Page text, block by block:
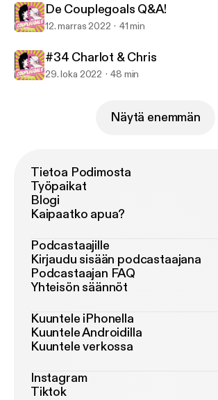
De Couplegoals Q&A!
12. marras 2022 41 min
#34 Charlot & Chris
29. loka 2022 48 min
Näytä enemmän
Tietoa Podimosta
Työpaikat
Blogi
Kaipaatko apua?
Podcastaajille
Kirjaudu sisään podcastaajana
Podcastaajan FAQ
Yhteisön säännöt
Kuuntele iPhonella
Kuuntele Androidilla
Kuuntele verkossa
Instagram
Tiktok